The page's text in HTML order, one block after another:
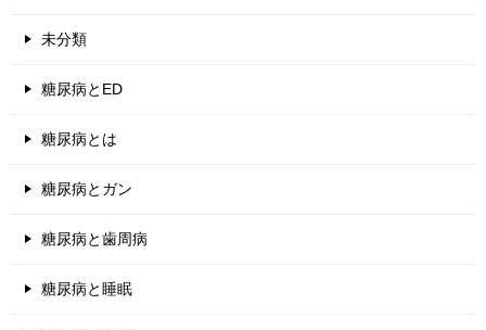
未分類
糖尿病とED
糖尿病とは
糖尿病とガン
糖尿病と歯周病
糖尿病と睡眠